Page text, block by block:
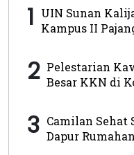
1 UIN Sunan
Kampus II
2 Pelestarian
Besar KKN di
3 Camilan Sehat
Dapur